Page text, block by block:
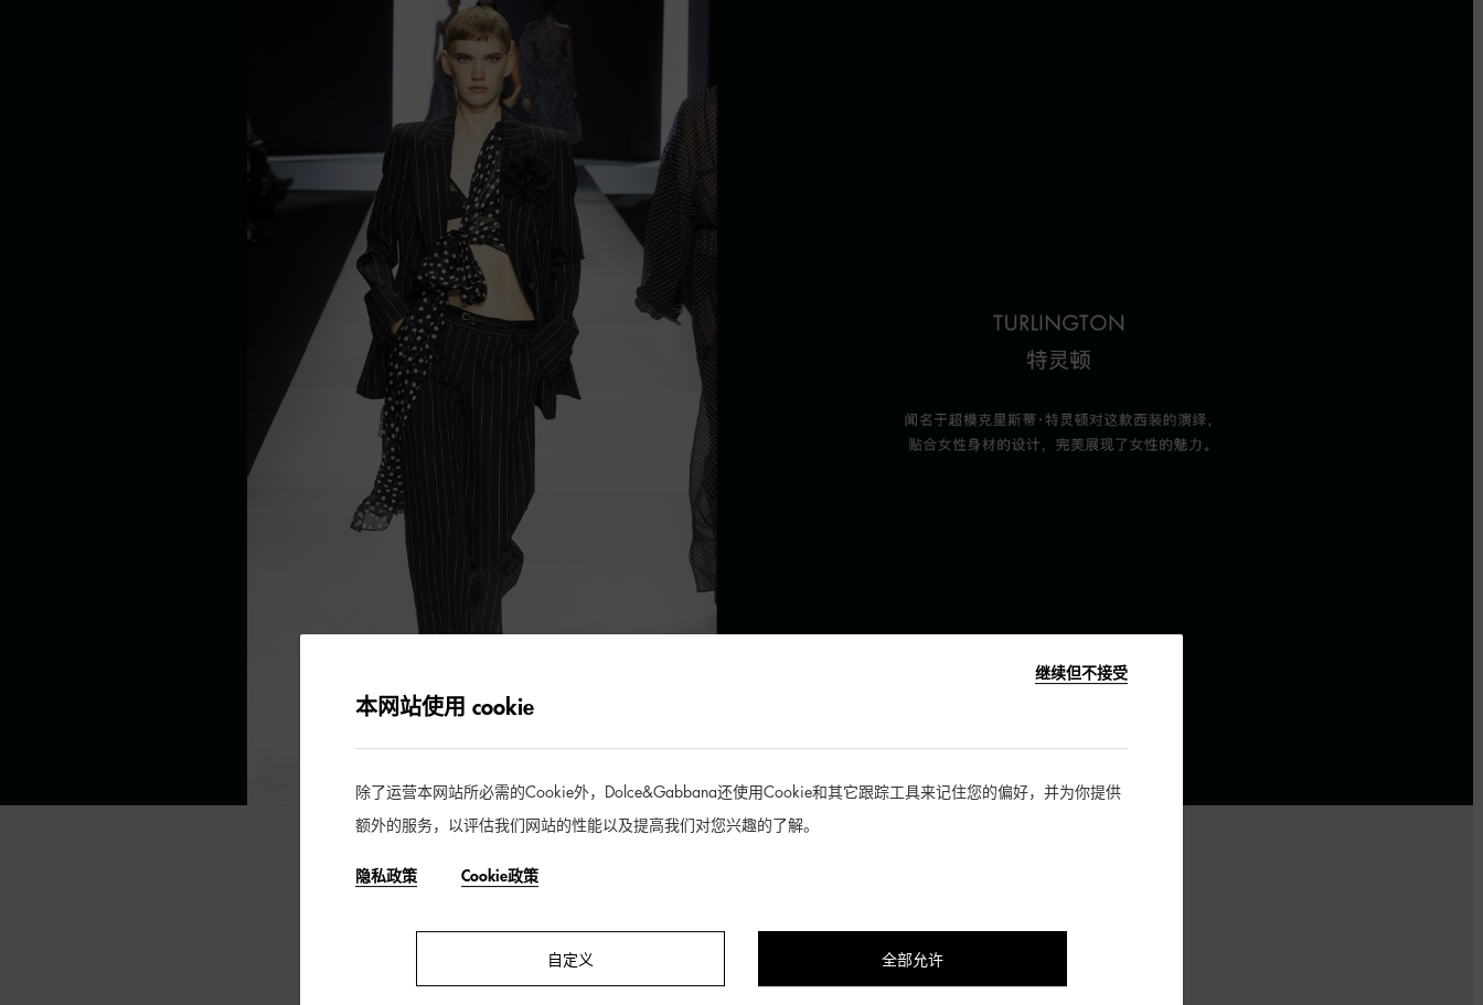
继续但不接受
本网站使用 cookie
除了运营本网站所必需的Cookie外，Dolce&Gabbana还使用Cookie和其它跟踪工具来记住您的偏好，并为你提供
额外的服务，以评估我们网站的性能以及提高我们对您兴趣的了解。
隐私政策 Cookie政策
自定义 全部允许